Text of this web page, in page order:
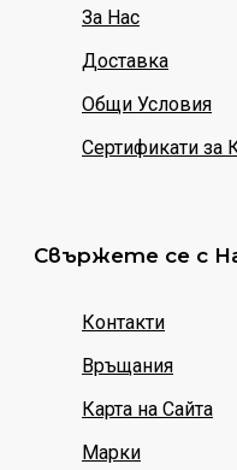
За Нас
Доставка
Общи Условия
Сертификати за
Свържете се с
Контакти
Връщания
Карта на Сайта
Марки